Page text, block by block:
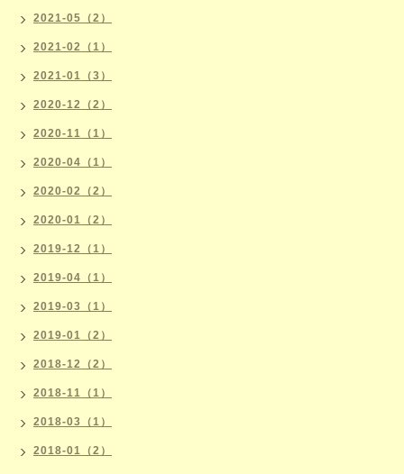
2021-05（2）
2021-02（1）
2021-01（3）
2020-12（2）
2020-11（1）
2020-04（1）
2020-02（2）
2020-01（2）
2019-12（1）
2019-04（1）
2019-03（1）
2019-01（2）
2018-12（2）
2018-11（1）
2018-03（1）
2018-01（2）